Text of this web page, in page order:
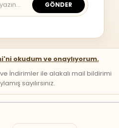
GÖNDER
okudum ve onaylıyorum.
İndirimler ile alakalı mail bildirimi
sayılırsınız.